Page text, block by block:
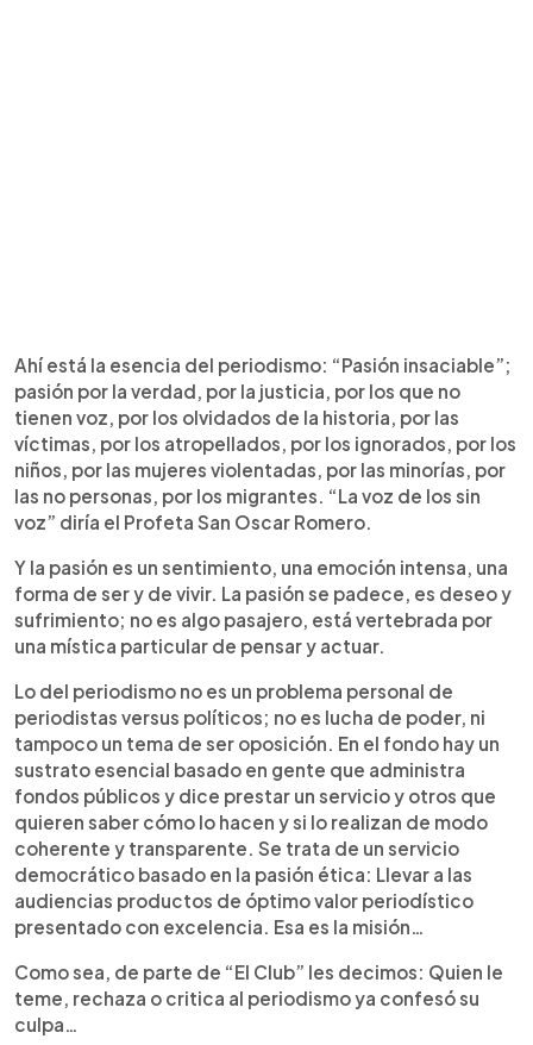
Ahí está la esencia del periodismo: “Pasión insaciable”;
pasión por la verdad, por la justicia, por los que no
tienen voz, por los olvidados de la historia, por las
víctimas, por los atropellados, por los ignorados, por los
niños, por las mujeres violentadas, por las minorías, por
las no personas, por los migrantes. “La voz de los sin
voz” diría el Profeta San Oscar Romero.
Y la pasión es un sentimiento, una emoción intensa, una
forma de ser y de vivir. La pasión se padece, es deseo y
sufrimiento; no es algo pasajero, está vertebrada por
una mística particular de pensar y actuar.
Lo del periodismo no es un problema personal de
periodistas versus políticos; no es lucha de poder, ni
tampoco un tema de ser oposición. En el fondo hay un
sustrato esencial basado en gente que administra
fondos públicos y dice prestar un servicio y otros que
quieren saber cómo lo hacen y si lo realizan de modo
coherente y transparente. Se trata de un servicio
democrático basado en la pasión ética: Llevar a las
audiencias productos de óptimo valor periodístico
presentado con excelencia. Esa es la misión…
Como sea, de parte de “El Club” les decimos: Quien le
teme, rechaza o critica al periodismo ya confesó su
culpa…